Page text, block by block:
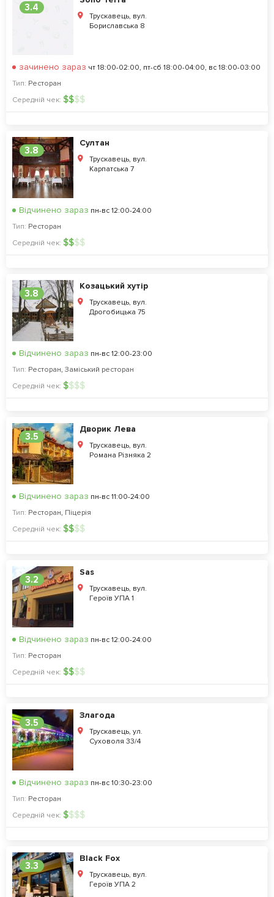
3.4
Трускавець, вул.
Бориславська 8
зачинено зараз чт 18:00-02:00, пт-сб 18:00-04:00, вс 18:00-03:00
Тип: Ресторан
Середній чек: $$$$
3.8
Султан
Трускавець, вул.
Карпатська 7
Відчинено зараз пн-вс 12:00-24:00
Тип: Ресторан
Середній чек: $$$$
3.8
Козацький хутір
Трускавець, вул.
Дрогобицька 75
Відчинено зараз пн-вс 12:00-23:00
Тип: Ресторан, Заміський ресторан
Середній чек: $$$$
3.5
Дворик Лева
Трускавець, вул.
Романа Різняка 2
Відчинено зараз пн-вс 11:00-24:00
Тип: Ресторан, Піцерія
Середній чек: $$$$
3.2
Sas
Трускавець, вул.
Героїв УПА 1
Відчинено зараз пн-вс 12:00-24:00
Тип: Ресторан
Середній чек: $$$$
3.5
Злагода
Трускавець, ул.
Суховоля 33/4
Відчинено зараз пн-вс 10:30-23:00
Тип: Ресторан
Середній чек: $$$$
3.3
Black Fox
Трускавець, вул.
Героїв УПА 2